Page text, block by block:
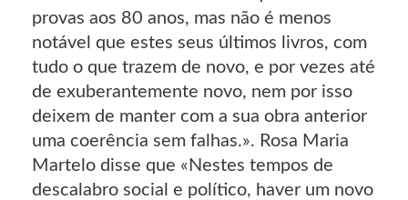
provas aos 80 anos, mas não é menos
notável que estes seus últimos livros, com
tudo o que trazem de novo, e por vezes até
de exuberantemente novo, nem por isso
deixem de manter com a sua obra anterior
uma coerência sem falhas.». Rosa Maria
Martelo disse que «Nestes tempos de
descalabro social e político, haver um novo